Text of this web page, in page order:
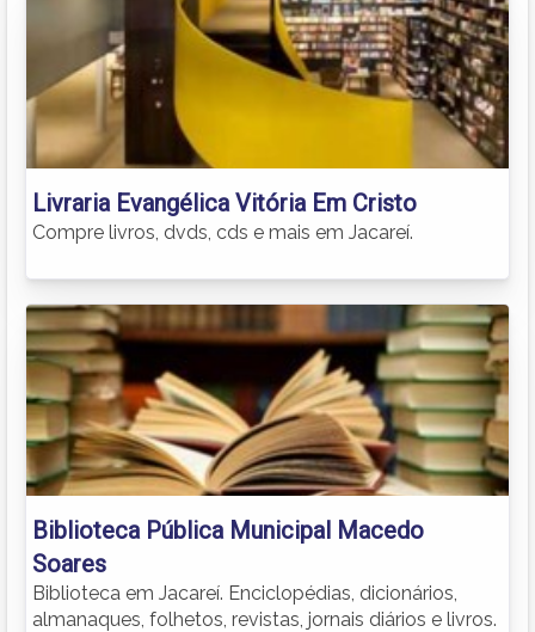
Livraria Evangélica Vitória Em Cristo
Compre livros, dvds, cds e mais em Jacareí.
Biblioteca Pública Municipal Macedo
Soares
Biblioteca em Jacareí. Enciclopédias, dicionários,
almanaques, folhetos, revistas, jornais diários e livros.